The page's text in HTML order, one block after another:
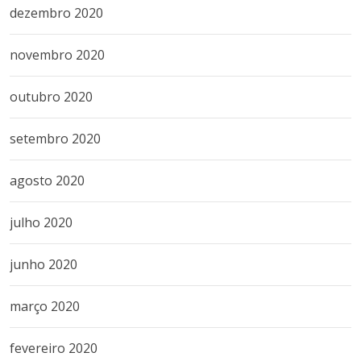
dezembro 2020
novembro 2020
outubro 2020
setembro 2020
agosto 2020
julho 2020
junho 2020
março 2020
fevereiro 2020